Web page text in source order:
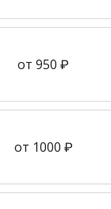
от 950 ₽
от 1000 ₽